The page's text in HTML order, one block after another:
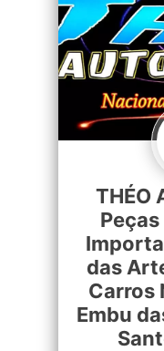
THÉO
das
Carros
Embu